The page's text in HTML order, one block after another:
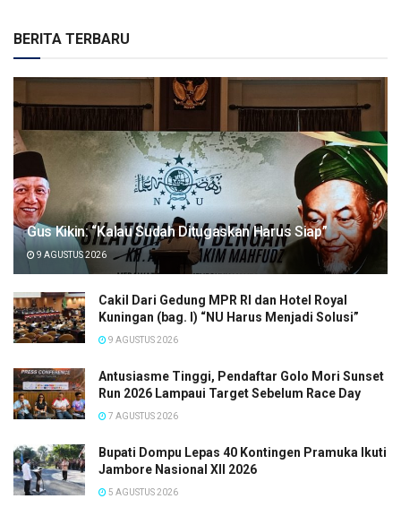
BERITA TERBARU
Gus Kikin: “Kalau Sudah Ditugaskan Harus Siap”
9 AGUSTUS 2026
Cakil Dari Gedung MPR RI dan Hotel Royal
Kuningan (bag. I) “NU Harus Menjadi Solusi”
9 AGUSTUS 2026
Antusiasme Tinggi, Pendaftar Golo Mori Sunset
Run 2026 Lampaui Target Sebelum Race Day
7 AGUSTUS 2026
Bupati Dompu Lepas 40 Kontingen Pramuka Ikuti
Jambore Nasional XII 2026
5 AGUSTUS 2026